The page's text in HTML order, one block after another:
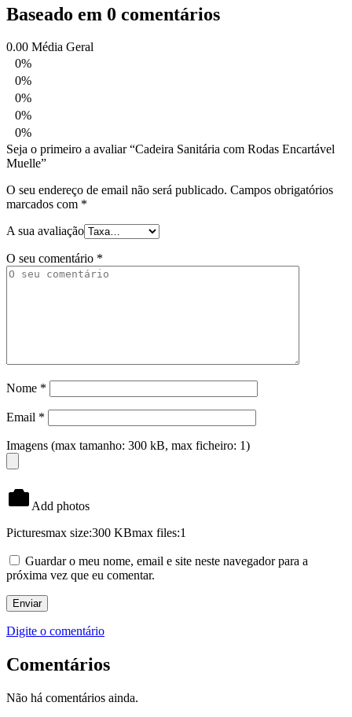
Baseado em 0 comentários
0.00 Média Geral
0%
0%
0%
0%
0%
Seja o primeiro a avaliar “Cadeira Sanitária com Rodas Encartável
Muelle”
O seu endereço de email não será publicado. Campos obrigatórios
marcados com *
A sua avaliação
O seu comentário *
Nome *
Email *
Imagens (max tamanho: 300 kB, max ficheiro: 1)
Add photos
Picturesmax size:300 KBmax files:1
Guardar o meu nome, email e site neste navegador para a
próxima vez que eu comentar.
Digite o comentário
Comentários
Não há comentários ainda.